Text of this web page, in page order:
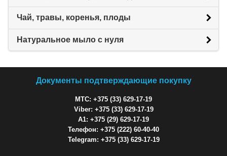
Чай, травы, коренья, плоды
Натуральное мыло с нуля
Документы подтверждающие покупку
МТС: +375 (33) 629-17-19
Viber: +375 (33) 629-17-19
A1: +375 (29) 629-17-19
Телефон: +375 (222) 60-40-40
Telegram: +375 (33) 629-17-19